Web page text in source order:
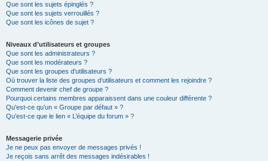
Que sont les sujets épinglés ?
Que sont les sujets verrouillés ?
Que sont les icônes de sujet ?
Niveaux d’utilisateurs et groupes
Que sont les administrateurs ?
Que sont les modérateurs ?
Que sont les groupes d’utilisateurs ?
Où trouver la liste des groupes d’utilisateurs et comment les rejoindre ?
Comment devenir chef de groupe ?
Pourquoi certains membres apparaissent dans une couleur différente ?
Qu’est-ce qu’un « Groupe par défaut » ?
Qu’est-ce que le lien « L’équipe du forum » ?
Messagerie privée
Je ne peux pas envoyer de messages privés !
Je reçois sans arrêt des messages indésirables !